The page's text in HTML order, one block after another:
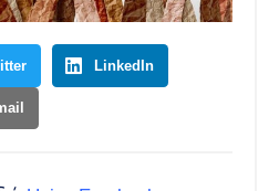
LinkedIn